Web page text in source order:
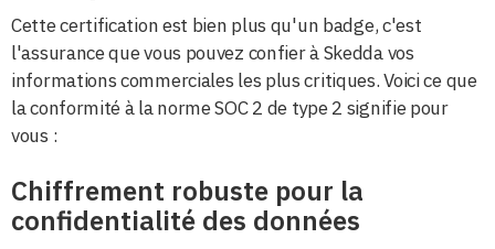
Cette certification est bien plus qu'un badge, c'est
l'assurance que vous pouvez confier à Skedda vos
informations commerciales les plus critiques. Voici ce que
la conformité à la norme SOC 2 de type 2 signifie pour
vous :
Chiffrement robuste pour la
confidentialité des données